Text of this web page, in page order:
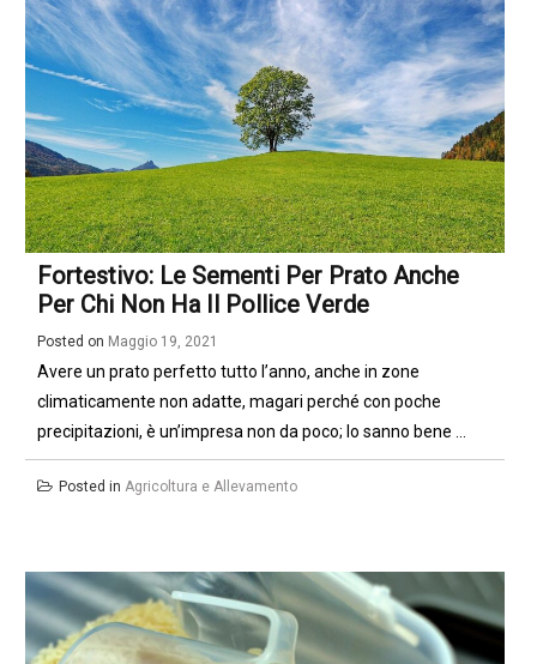
Fortestivo: Le Sementi Per Prato Anche
Per Chi Non Ha Il Pollice Verde
Posted on Maggio 19, 2021
Avere un prato perfetto tutto l’anno, anche in zone
climaticamente non adatte, magari perché con poche
precipitazioni, è un’impresa non da poco; lo sanno bene ...
Posted in Agricoltura e Allevamento